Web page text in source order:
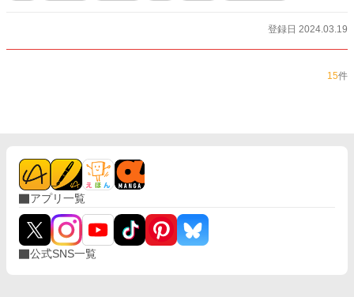
登録日 2024.03.19
15件
アプリ一覧
公式SNS一覧